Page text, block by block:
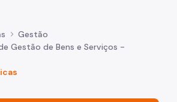
Gestão
Gestão de Bens e Serviços -